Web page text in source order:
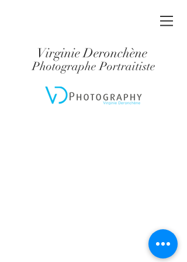
Virginie Deronchène
Photographe Portraitiste